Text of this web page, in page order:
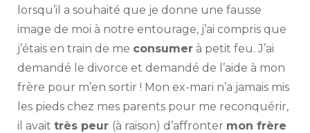
lorsqu’il a souhaité que je donne une fausse
image de moi à notre entourage, j’ai compris que
j’étais en train de me consumer à petit feu. J’ai
demandé le divorce et demandé de l’aide à mon
frère pour m’en sortir ! Mon ex-mari n’a jamais mis
les pieds chez mes parents pour me reconquérir,
il avait très peur (à raison) d’affronter mon frère